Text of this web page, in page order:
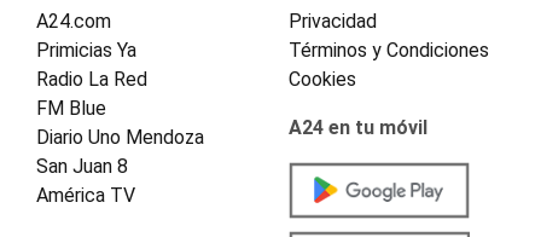
A24.com
Primicias Ya
Radio La Red
FM Blue
Diario Uno Mendoza
San Juan 8
América TV
Privacidad
Términos y Condiciones
Cookies
A24 en tu móvil